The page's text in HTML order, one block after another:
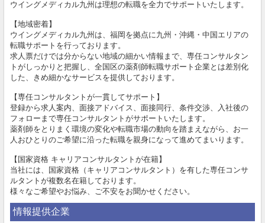
ウイングメディカル九州は理想の転職を全力でサポートいたします。
【地域密着】
ウイングメディカル九州は、福岡を拠点に九州・沖縄・中国エリアの
転職サポートを行っております。
求人票だけでは分からない地域の細かい情報まで、専任コンサルタン
トがしっかりと把握し、全国区の薬剤師転職サポート企業とは差別化
した、きめ細かなサービスを提供しております。
【専任コンサルタントが一貫してサポート】
登録から求人案内、面接アドバイス、面接同行、条件交渉、入社後の
フォローまで専任コンサルタントがサポートいたします。
薬剤師をとりまく環境の変化や転職市場の動向を踏まえながら、お一
人おひとりのご希望に沿った転職を親身になって進めてまいります。
【国家資格 キャリアコンサルタントが在籍】
当社には、国家資格（キャリアコンサルタント）を有した専任コンサ
ルタントが複数名在籍しております。
様々なご希望やお悩み、ご不安をお聞かせください。
情報提供企業